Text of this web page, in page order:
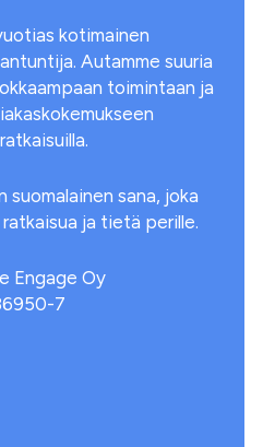
kotimainen
Autamme suuria
toimintaan ja
suomalainen sana, joka
ja tietä perille.
Engage Oy
7